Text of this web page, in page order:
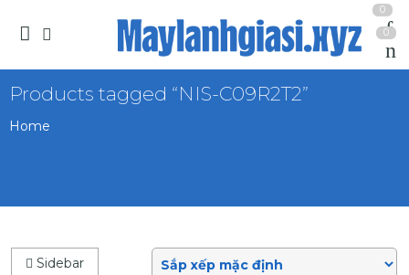
0
0
Products tagged “NIS-C09R2T2”
Home
Sidebar